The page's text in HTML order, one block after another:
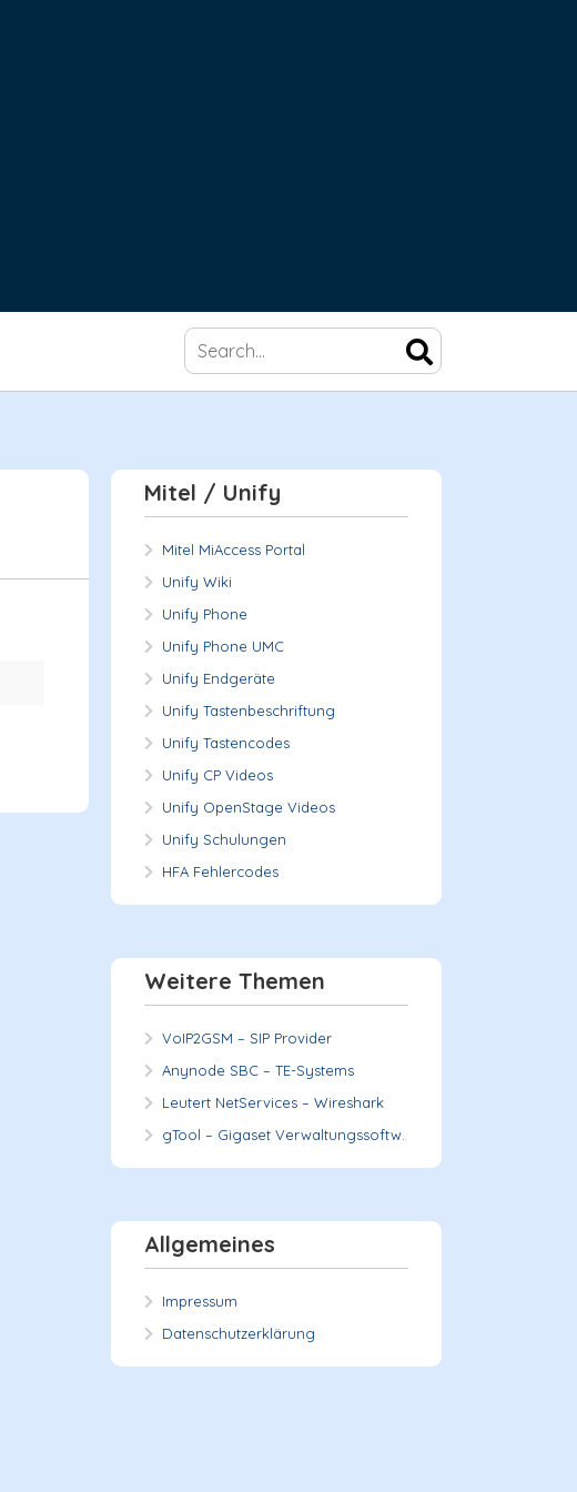
Mitel / Unify
Mitel MiAccess Portal
Unify Wiki
Unify Phone
Unify Phone UMC
Unify Endgeräte
Unify Tastenbeschriftung
Unify Tastencodes
Unify CP Videos
Unify OpenStage Videos
Unify Schulungen
HFA Fehlercodes
Weitere Themen
VoIP2GSM – SIP Provider
Anynode SBC – TE-Systems
Leutert NetServices – Wireshark
gTool – Gigaset Verwaltungssoftw.
Allgemeines
Impressum
Datenschutzerklärung